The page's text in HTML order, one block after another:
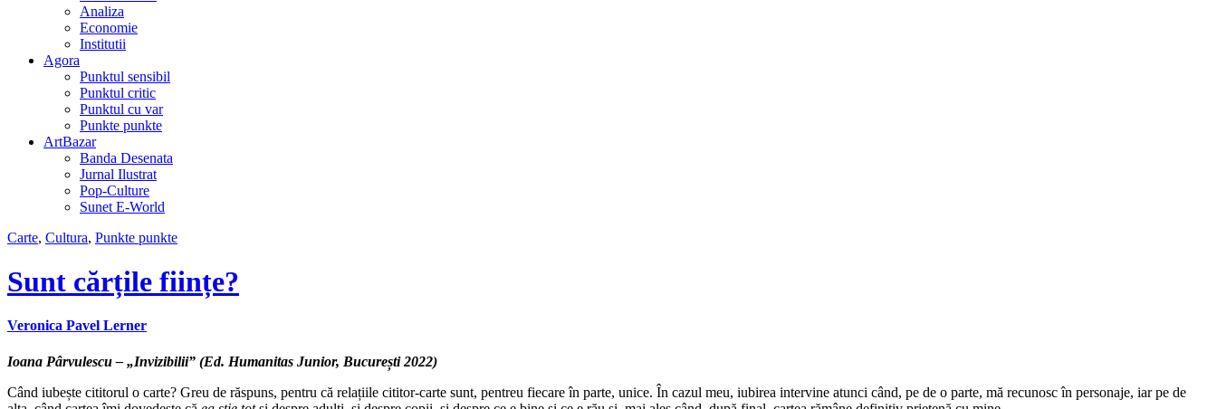
Analiza
Economie
Institutii
Agora
Punktul sensibil
Punktul critic
Punktul cu var
Punkte punkte
ArtBazar
Banda Desenata
Jurnal Ilustrat
Pop-Culture
Sunet E-World
Carte, Cultura, Punkte punkte
Sunt cărțile ființe?
Veronica Pavel Lerner
Ioana Pârvulescu – „Invizibilii” (Ed. Humanitas Junior, București 2022)
Când iubește cititorul o carte? Greu de răspuns, pentru că relațiile cititor-carte sunt, pentreu fiecare în parte, unice. În cazul meu, iubirea intervine atunci când, pe de o parte, mă recunosc în personaje, iar pe de